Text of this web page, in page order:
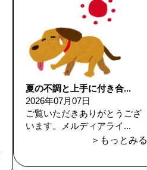
夏の不調と上手に付き合...
2026年07月07日
ご覧いただきありがとうござ
います。メルディアライ...
＞もっとみる